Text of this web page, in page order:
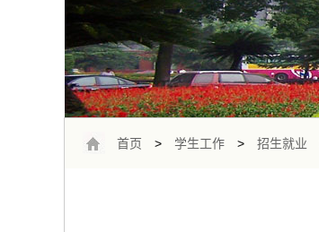
首页 > 学生工作 > 招生就业